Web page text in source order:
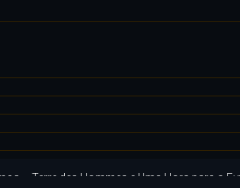
– Terre des Hommes e Uma Hora para o